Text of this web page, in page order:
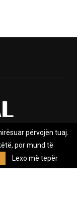
e themeluar në vitin
përvojën tuaj.
por mund të
Lexo më tepër